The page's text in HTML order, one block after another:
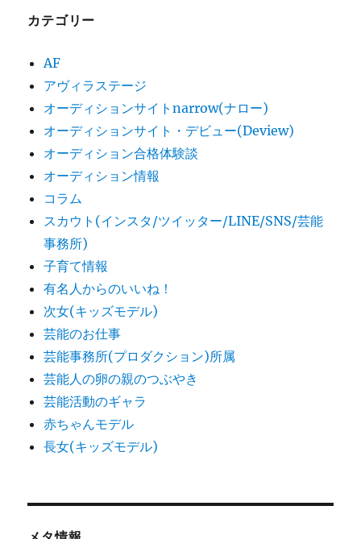
カテゴリー
AF
アヴィラステージ
オーディションサイトnarrow(ナロー)
オーディションサイト・デビュー(Deview)
オーディション合格体験談
オーディション情報
コラム
スカウト(インスタ/ツイッター/LINE/SNS/芸能
事務所)
子育て情報
有名人からのいいね！
次女(キッズモデル)
芸能のお仕事
芸能事務所(プロダクション)所属
芸能人の卵の親のつぶやき
芸能活動のギャラ
赤ちゃんモデル
長女(キッズモデル)